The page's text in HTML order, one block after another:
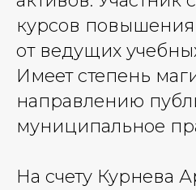
курсов
от ведущих
Имеет степень
направлению
муниципальное
На счету Курнева